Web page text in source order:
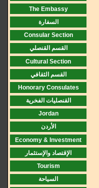
The Embassy
السفارة
Consular Section
القسم القنصلي
Cultural Section
القسم الثقافي
Honorary Consulates
القنصليات الفخرية
Jordan
الأردن
Economy & Investment
الإقتصاد والإستثمار
Tourism
السياحة